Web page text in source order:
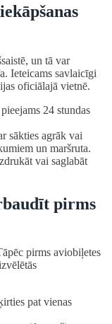
un tā var
Ieteicams savlaicīgi
oficiālajā vietnē.
24 stundas
sākties agrāk vai
un maršruta.
vai saglabāt
pirms
pirms aviobiļetes
pat vienas